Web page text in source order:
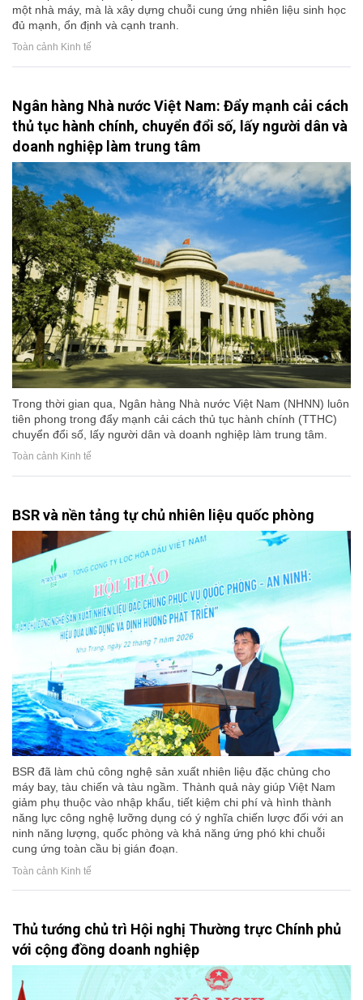
một nhà máy, mà là xây dựng chuỗi cung ứng nhiên liệu sinh học
đủ mạnh, ổn định và cạnh tranh.
Toàn cảnh Kinh tế
Ngân hàng Nhà nước Việt Nam: Đẩy mạnh cải cách
thủ tục hành chính, chuyển đổi số, lấy người dân và
doanh nghiệp làm trung tâm
Trong thời gian qua, Ngân hàng Nhà nước Việt Nam (NHNN) luôn
tiên phong trong đẩy mạnh cải cách thủ tục hành chính (TTHC)
chuyển đổi số, lấy người dân và doanh nghiệp làm trung tâm.
Toàn cảnh Kinh tế
BSR và nền tảng tự chủ nhiên liệu quốc phòng
BSR đã làm chủ công nghệ sản xuất nhiên liệu đặc chủng cho
máy bay, tàu chiến và tàu ngầm. Thành quả này giúp Việt Nam
giảm phụ thuộc vào nhập khẩu, tiết kiệm chi phí và hình thành
năng lực công nghệ lưỡng dụng có ý nghĩa chiến lược đối với an
ninh năng lượng, quốc phòng và khả năng ứng phó khi chuỗi
cung ứng toàn cầu bị gián đoạn.
Toàn cảnh Kinh tế
Thủ tướng chủ trì Hội nghị Thường trực Chính phủ
với cộng đồng doanh nghiệp